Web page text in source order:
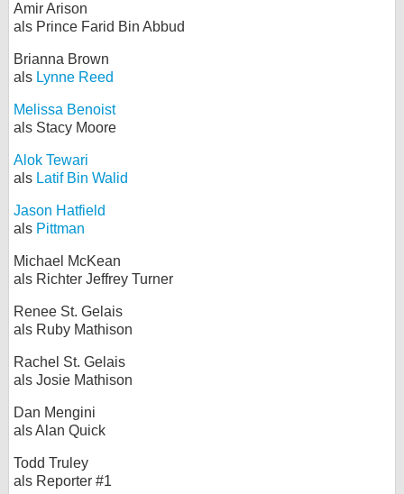
Amir Arison
als Prince Farid Bin Abbud
Brianna Brown
als Lynne Reed
Melissa Benoist
als Stacy Moore
Alok Tewari
als Latif Bin Walid
Jason Hatfield
als Pittman
Michael McKean
als Richter Jeffrey Turner
Renee St. Gelais
als Ruby Mathison
Rachel St. Gelais
als Josie Mathison
Dan Mengini
als Alan Quick
Todd Truley
als Reporter #1